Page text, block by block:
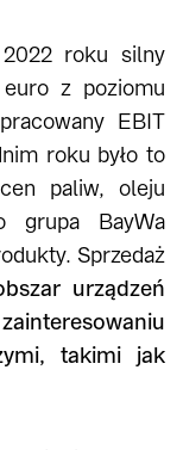
2022 roku silny
z poziomu
EBIT
roku było to
paliw, oleju
grupa BayWa
Sprzedaż
urządzeń
takimi jak